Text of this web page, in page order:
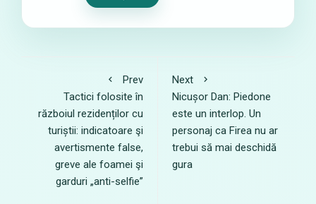
Prev
Tactici folosite în
războiul rezidenților cu
turiștii: indicatoare şi
avertismente false,
greve ale foamei şi
garduri „anti-selfie”
Next
Nicușor Dan: Piedone
este un interlop. Un
personaj ca Firea nu ar
trebui să mai deschidă
gura